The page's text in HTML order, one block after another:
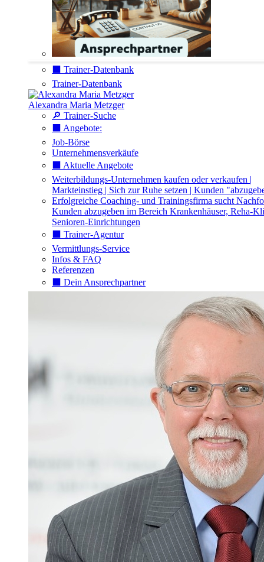
⬛️ Trainer-Datenbank
Trainer-Datenbank
Alexandra Maria Metzger
🔎 Trainer-Suche
⬛️ Angebote:
Job-Börse
Unternehmensverkäufe
⬛️ Aktuelle Angebote
Weiterbildungs-Unternehmen kaufen oder verkaufen |
Markteinstieg | Sich zur Ruhe setzen | Kunden
Erfolgreiche Coaching- und Trainingsfirma sucht
Kunden abzugeben im Bereich Krankenhäuser, Reha-
Senioren-Einrichtungen
⬛️ Trainer-Agentur
Vermittlungs-Service
Infos & FAQ
Referenzen
⬛️ Dein Ansprechpartner